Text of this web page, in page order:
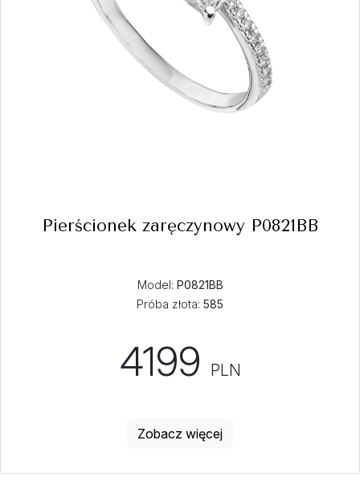
Pierścionek zaręczynowy P0821BB
Model: P0821BB
Próba złota: 585
4199 PLN
Zobacz więcej